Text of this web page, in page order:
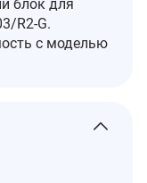
блок для
R2-G.
с моделью